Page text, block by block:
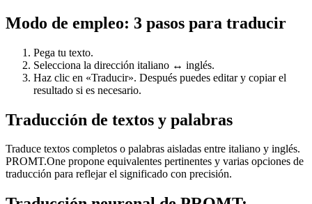
Modo de empleo: 3 pasos para traducir
Pega tu texto.
Selecciona la dirección italiano ↔ inglés.
Haz clic en «Traducir». Después puedes editar y copiar el
resultado si es necesario.
Traducción de textos y palabras
Traduce textos completos o palabras aisladas entre italiano y inglés.
PROMT.One propone equivalentes pertinentes y varias opciones de
traducción para reflejar el significado con precisión.